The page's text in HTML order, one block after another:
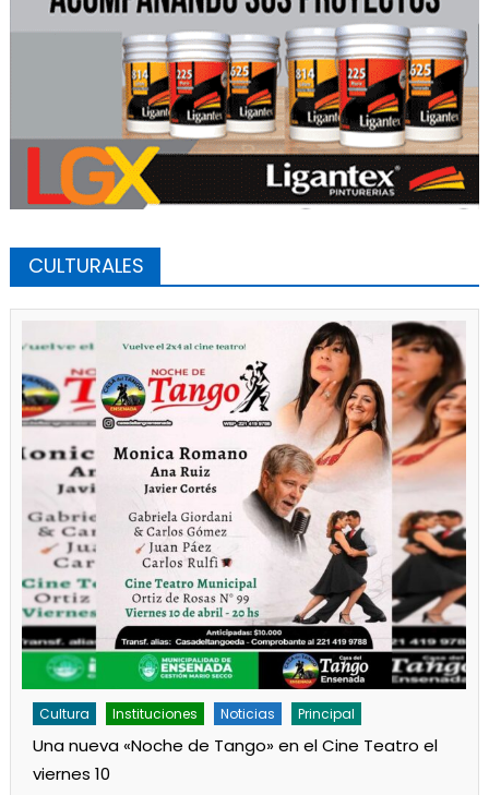
CULTURALES
Cultura Noticias Principal
Los jardines de Ensenada iniciaron la salita de 1 año